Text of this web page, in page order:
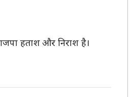
हताश और निराश है।